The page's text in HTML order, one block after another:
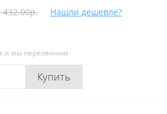
432.00р. Нашли дешевле?
и мы перезвоним
Купить